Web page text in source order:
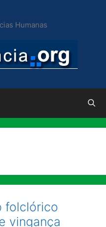
Humanas
folclórico
vingança